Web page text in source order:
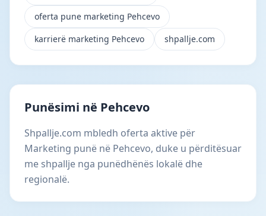
oferta pune marketing Pehcevo
karrierë marketing Pehcevo
shpallje.com
Punësimi në Pehcevo
Shpallje.com mbledh oferta aktive për
Marketing punë në Pehcevo, duke u përditësuar
me shpallje nga punëdhënës lokalë dhe
regionalë.